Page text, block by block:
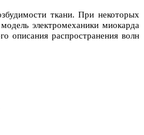
ткани. При некоторых
электромеханики миокарда
описания распространения волн